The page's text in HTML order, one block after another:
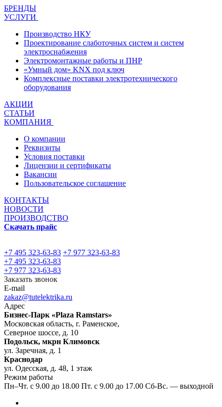
БРЕНДЫ
УСЛУГИ
Производство НКУ
Проектирование слаботочных систем и систем
электроснабжения
Электромонтажные работы и ПНР
«Умный дом» KNX под ключ
Комплексные поставки электротехнического
оборудования
АКЦИИ
СТАТЬИ
КОМПАНИЯ
О компании
Реквизиты
Условия поставки
Лицензии и сертификаты
Вакансии
Пользовательское соглашение
КОНТАКТЫ
НОВОСТИ
ПРОИЗВОДСТВО
Скачать прайс
+7 495 323-63-83 +7 977 323-63-83
+7 495 323-63-83
+7 977 323-63-83
Заказать звонок
E-mail
zakaz@tutelektrika.ru
Адрес
Бизнес-Парк «Plaza Ramstars»
Московская область, г. Раменское,
Северное шоссе, д. 10
Подольск, мкрн Климовск
ул. Заречная, д. 1
Краснодар
ул. Одесская, д. 48, 1 этаж
Режим работы
Пн–Чт. с 9.00 до 18.00 Пт. с 9.00 до 17.00 Сб-Вс. — выходной